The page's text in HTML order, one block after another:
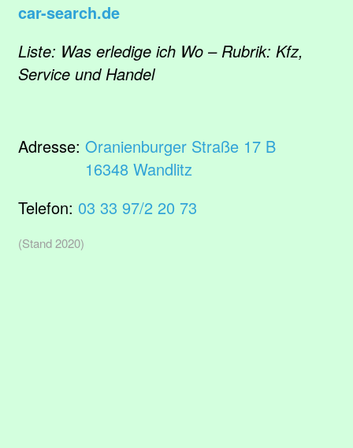
car-search.de
Liste: Was erledige ich Wo – Rubrik: Kfz,
Service und Handel
Adresse: Oranienburger Straße 17 B
16348 Wandlitz
Telefon: 03 33 97/2 20 73
(Stand 2020)